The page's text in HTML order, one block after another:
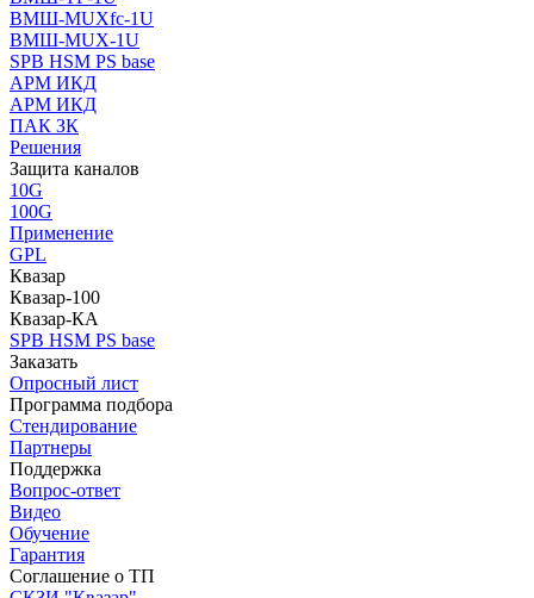
ВМШ-MUXfc-1U
ВМШ-MUX-1U
SPB HSM PS base
АРМ ИКД
АРМ ИКД
ПАК ЗК
Решения
Защита каналов
10G
100G
Применение
GPL
Квазар
Квазар-100
Квазар-КА
SPB HSM PS base
Заказать
Опросный лист
Программа подбора
Стендирование
Партнеры
Поддержка
Вопрос-ответ
Видео
Обучение
Гарантия
Соглашение о ТП